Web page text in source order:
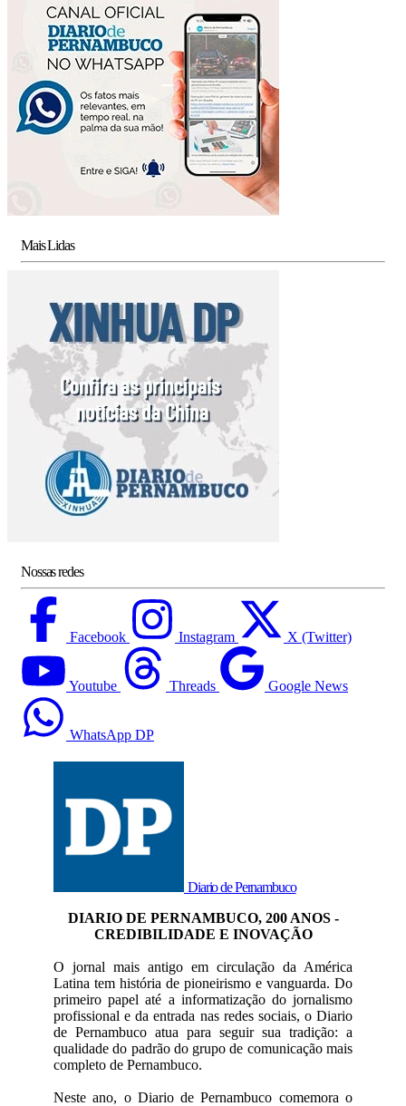
Mais Lidas
Nossas redes
Facebook Instagram X (Twitter)
Youtube Threads Google News
WhatsApp DP
Diario de Pernambuco
DIARIO DE PERNAMBUCO, 200 ANOS -
CREDIBILIDADE E INOVAÇÃO
O jornal mais antigo em circulação da América
Latina tem história de pioneirismo e vanguarda. Do
primeiro papel até a informatização do jornalismo
profissional e da entrada nas redes sociais, o Diario
de Pernambuco atua para seguir sua tradição: a
qualidade do padrão do grupo de comunicação mais
completo de Pernambuco.
Neste ano, o Diario de Pernambuco comemora o